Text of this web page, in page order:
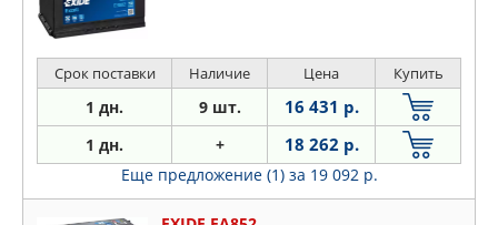
Срок поставки Наличие Цена Купить
1 дн. 9 шт. 16 431 р.
1 дн. + 18 262 р.
Еще предложение (1) за 19 092 р.